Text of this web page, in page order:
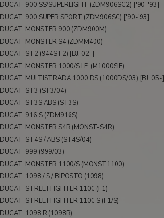
DUCATI 900 SS/SUPERLIGHT (ZDM906SC2) ['90-'93]
DUCATI 900 SUPER SPORT (ZDM906SC) ['90-'93]
DUCATI MONSTER 900 (ZDM900M)
DUCATI MONSTER S4 (ZDMM400)
DUCATI ST2 (944ST2) [BJ. 02-]
DUCATI MONSTER 1000/S I.E. (M1000SIE)
DUCATI MULTISTRADA 1000 DS (1000DS/03) [BJ. 05-]
DUCATI ST3 (ST3/04)
DUCATI ST3S ABS (ST3S)
DUCATI 916 S (ZDM916S)
DUCATI MONSTER S4R (MONST-S4R)
DUCATI ST4S / ABS (ST4S/04)
DUCATI 999 (999/03)
DUCATI MONSTER 1100/S (MONST1100)
DUCATI 1098 / S / BIPOSTO (1098)
DUCATI STREETFIGHTER 1100 (F1)
DUCATI STREETFIGHTER 1100 S (F1/S)
DUCATI 1098 R (1098R)